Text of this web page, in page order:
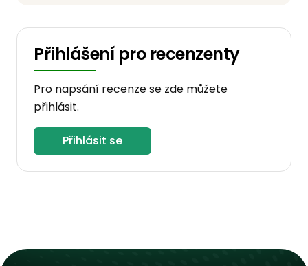
Přihlášení pro recenzenty
Pro napsání recenze se zde můžete
přihlásit.
Přihlásit se